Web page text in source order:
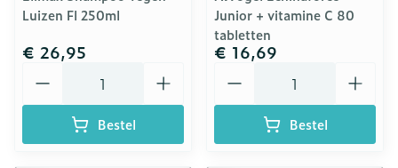
Luizen Fl 250ml
€ 26,95
Bestel
Junior + vitamine C 80
tabletten
€ 16,69
Bestel